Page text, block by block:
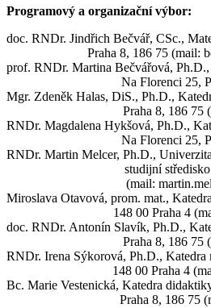
Programový a organizační výbor:
doc. RNDr. Jindřich Bečvář, CSc.,
Praha 8, 186 75 (mail:
prof. RNDr. Martina Bečvářová,
Na Florenci 25,
Mgr. Zdeněk Halas, DiS., Ph.D.,
Praha 8, 186 75
RNDr. Magdalena Hykšová, Ph.D.,
Na Florenci 25,
RNDr. Martin Melcer, Ph.D.,
studijní
(mail:
Miroslava Otavová, prom. mat.,
148 00 Praha 4
doc. RNDr. Antonín Slavík, Ph.D.,
Praha 8, 186 75
RNDr. Irena Sýkorová, Ph.D., Katedra
148 00 Praha 4
Bc. Marie Vestenická, Katedra
Praha 8, 186 75